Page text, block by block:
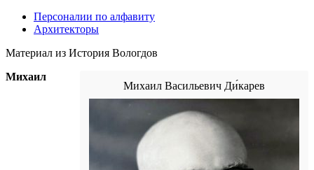
Персоналии по алфавиту
Архитекторы
Материал из История Вологдов
Михаил Васильевич Ди́карев
Михаил